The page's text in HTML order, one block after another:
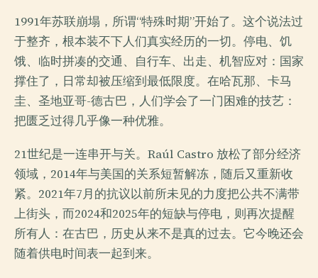
1991年苏联崩塌，所谓“特殊时期”开始了。这个说法过
于整齐，根本装不下人们真实经历的一切。停电、饥
饿、临时拼凑的交通、自行车、出走、机智应对：国家
撑住了，日常却被压缩到最低限度。在哈瓦那、卡马
圭、圣地亚哥-德古巴，人们学会了一门困难的技艺：
把匮乏过得几乎像一种优雅。
21世纪是一连串开与关。Raúl Castro 放松了部分经济
领域，2014年与美国的关系短暂解冻，随后又重新收
紧。2021年7月的抗议以前所未见的力度把公共不满带
上街头，而2024和2025年的短缺与停电，则再次提醒
所有人：在古巴，历史从来不是真的过去。它今晚还会
随着供电时间表一起到来。